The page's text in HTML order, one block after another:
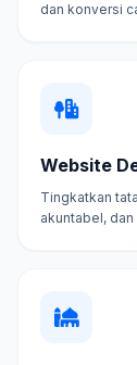
dan konversi
Website
Tingkatkan
akuntabel,